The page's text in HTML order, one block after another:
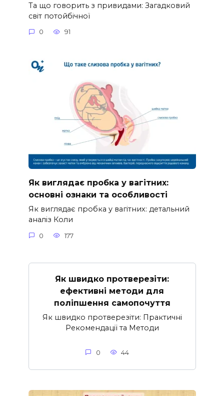
Та що говорить з привидами: Загадковий
світ потойбічної
0 91
Як виглядає пробка у вагітних:
основні ознаки та особливості
Як виглядає пробка у вагітних: детальний
аналіз Коли
0 177
Як швидко протверезіти:
ефективні методи для
поліпшення самопочуття
Як швидко протверезіти: Практичні
Рекомендації та Методи
0 44